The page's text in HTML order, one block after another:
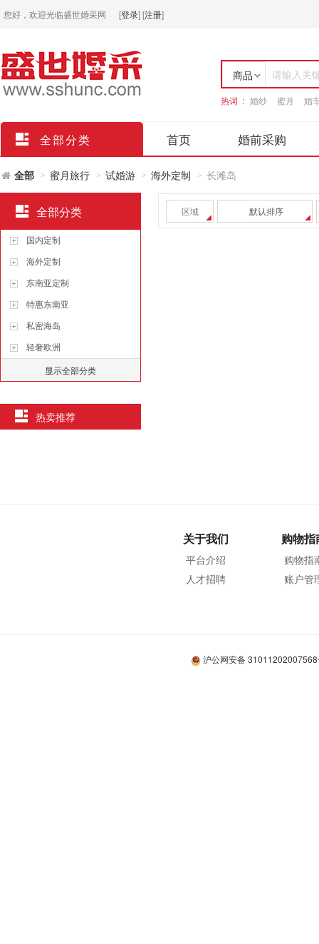
您好，欢迎光临盛世婚采网 [登录][注册]
商品
店铺
请输入关
热词 : 婚纱 蜜月 婚
全部分类 首页 婚前采购
全部 > 蜜月旅行 > 试婚游 > 海外定制 > 长滩岛
区域 默认排序
全部分类
国内定制
海外定制
东南亚定制
特惠东南亚
私密海岛
轻奢欧洲
显示全部分类
热卖推荐
关于我们
平台介绍
人才招聘
购物指
购物指
账户管
沪公网安备 31011202007568